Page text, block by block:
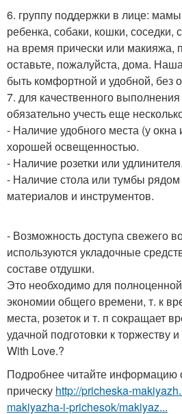
6. группу поддержки в лице:
ребенка, собаки, кошки, соседки,
на время прически или макияжа,
оставьте, пожалуйста, дома.
быть комфортной и удобной, без
7. для качественного
обязательно учесть еще
- Наличие удобного места (у окна
хорошей освещенностью.
- Наличие розетки или удлинителя.
- Наличие стола или тумбы
материалов и инструментов.
- Возможность доступа свежего
используются укладочные
составе отдушки.
Это необходимо для
экономии общего времени, т. к
места, розеток и т. п сокращает
удачной подготовки к торжеству
With Love.?
Подробнее читайте информацию
прическу http://pricheska-
makiyazha-i-prichesok/makiyaz...